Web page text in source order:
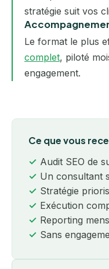
stratégie suit vos
Le format le plus
complet, piloté
engagement.
Ce que vous
Audit SEO de
Un consultant
Stratégie
Exécution
Reporting
Sans